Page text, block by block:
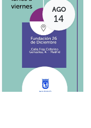
AGO
14